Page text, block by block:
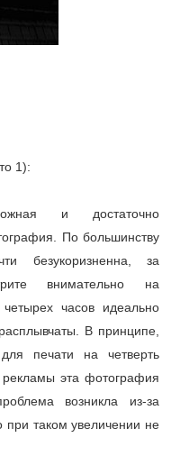
1):
и достаточно
По большинству
безукоризненна, за
внимательно на
часов идеально
В принципе,
печати на четверть
эта фотография
возникла из-за
при таком увеличении не